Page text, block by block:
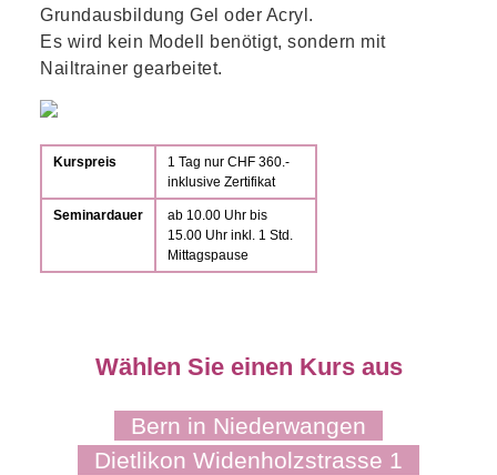
Grundausbildung Gel oder Acryl.
Es wird kein Modell benötigt, sondern mit
Nailtrainer gearbeitet.
Kurspreis
1 Tag nur CHF 360.-
inklusive Zertifikat
Seminardauer
ab 10.00 Uhr bis
15.00 Uhr inkl. 1 Std.
Mittagspause
Wählen Sie einen Kurs aus
Bern in Niederwangen
Dietlikon Widenholzstrasse 1